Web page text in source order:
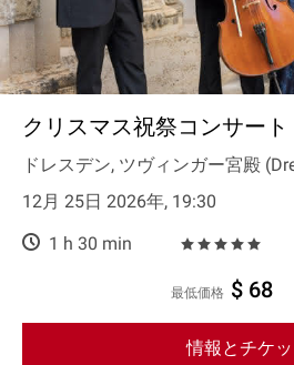
クリスマス祝祭コンサート
ドレスデン, ツヴィンガー宮殿
12月 25日 2026年, 19:30
1 h 30 min
最低価格 $ 68
情報とチケッ